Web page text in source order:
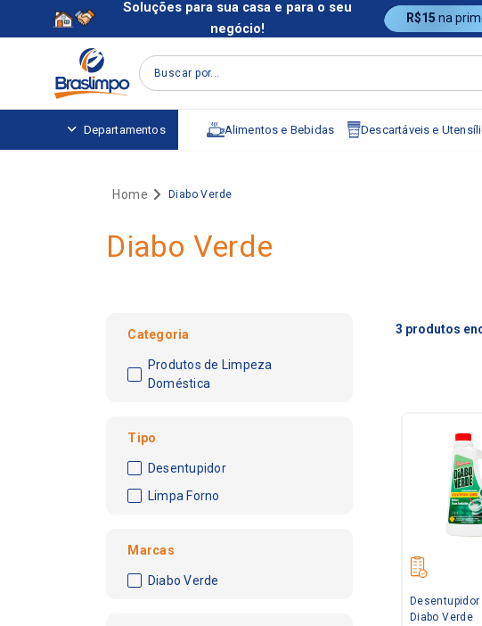
Soluções para sua casa e para o seu
negócio!
R$15 na
Buscar por...
Departamentos Alimentos e Bebidas Descartáveis e
Diabo Verde
Diabo Verde
Categoria
Produtos de Limpeza
Doméstica
Marcas
Diabo Verde
Tipo
Desentupidor
Limpa Forno
3
Diabo Verde